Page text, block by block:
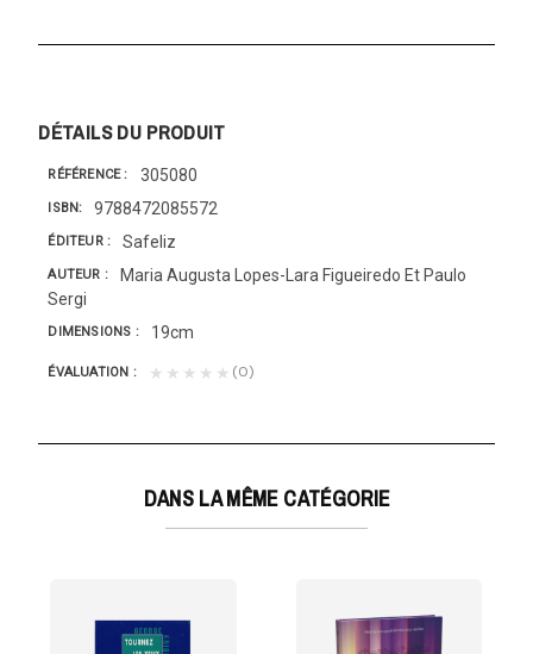
DÉTAILS DU PRODUIT
RÉFÉRENCE 305080
ISBN 9788472085572
ÉDITEUR Safeliz
AUTEUR
Maria Augusta Lopes-Lara Figueiredo Et Paulo
Sergi
DIMENSIONS 19cm
ÉVALUATION ★★★★★ (0)
DANS LA MÊME CATÉGORIE